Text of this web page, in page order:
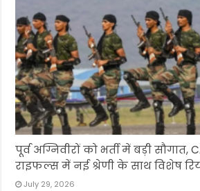
पूर्व अग्निवीरों को भर्ती में बड़ी
राइफल्स में नई श्रेणी के साथ विशेष
July 29, 2026